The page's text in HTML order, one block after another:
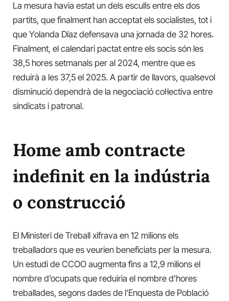
La mesura havia estat un dels esculls entre els dos
partits, que finalment han acceptat els socialistes, tot i
que Yolanda Díaz defensava una jornada de 32 hores.
Finalment, el calendari pactat entre els socis són les
38,5 hores setmanals per al 2024, mentre que es
reduirà a les 37,5 el 2025. A partir de llavors, qualsevol
disminució dependrà de la negociació col·lectiva entre
sindicats i patronal.
Home amb contracte
indefinit en la indústria
o construcció
El Ministeri de Treball xifrava en 12 milions els
treballadors que es veurien beneficiats per la mesura.
Un estudi de CCOO augmenta fins a 12,9 milions el
nombre d’ocupats que reduiria el nombre d’hores
treballades, segons dades de l’Enquesta de Població